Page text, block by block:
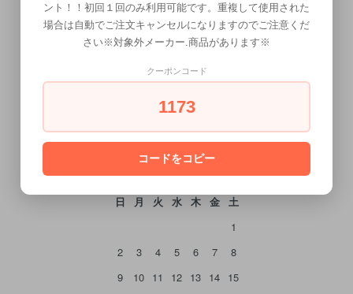
CALENDAR
2026年8月
日 月 火 水 木 金
土
1
2
3 4 5 6 7
8
9
10 11 12 13 14 15
ント！！初回１回のみ利用可能です。重複して使用された
場合は自動でご注文キャンセルになりますのでご注意くだ
さい※対象外メーカー.商品があります※
クーポンコード
1173
コードをコピー